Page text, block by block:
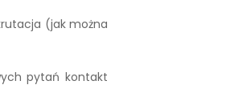
(jak można
pytań kontakt